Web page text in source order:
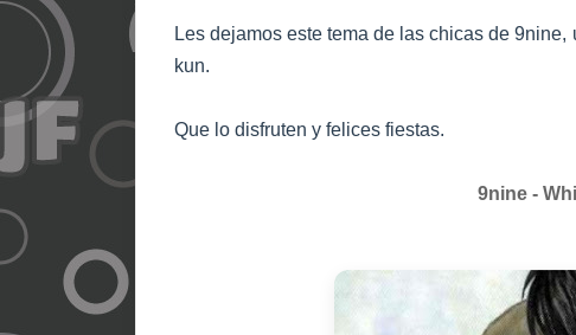
Les dejamos este tema de las chicas de
kun.
Que lo disfruten y felices fiestas.
9nine -